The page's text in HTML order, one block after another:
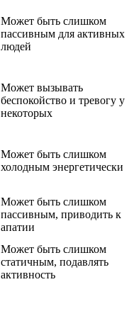
Может быть слишком
пассивным для активных
людей
Может вызывать
беспокойство и тревогу у
некоторых
Может быть слишком
холодным энергетически
Может быть слишком
пассивным, приводить к
апатии
Может быть слишком
статичным, подавлять
активность